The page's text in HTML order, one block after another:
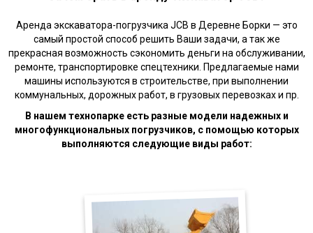
Аренда экскаватора-погрузчика JCB в Деревне Борки — это
самый простой способ решить Ваши задачи, а так же
прекрасная возможность сэкономить деньги на обслуживании,
ремонте, транспортировке спецтехники. Предлагаемые нами
машины используются в строительстве, при выполнении
коммунальных, дорожных работ, в грузовых перевозках и пр.
В нашем технопарке есть разные модели надежных и
многофункциональных погрузчиков, с помощью которых
выполняются следующие виды работ: